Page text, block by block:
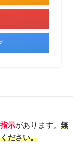
示があります。 無
ださい。